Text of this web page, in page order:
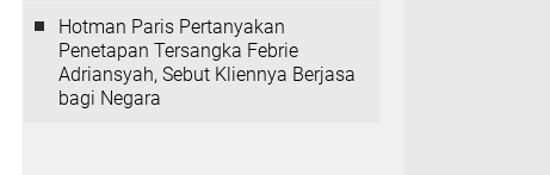
Hotman Paris Pertanyakan
Penetapan Tersangka Febrie
Adriansyah, Sebut Kliennya Berjasa
bagi Negara